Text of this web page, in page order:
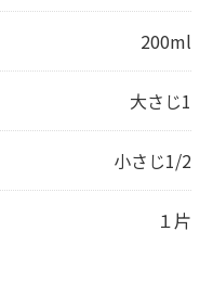
200ml
大さじ1
小さじ1/2
１片